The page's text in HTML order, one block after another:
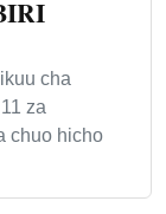
cha
za
chuo hicho